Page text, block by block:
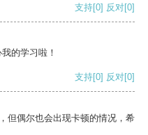
支持[0] 反对[0]
的学习啦！
支持[0] 反对[0]
但偶尔也会出现卡顿的情况，希